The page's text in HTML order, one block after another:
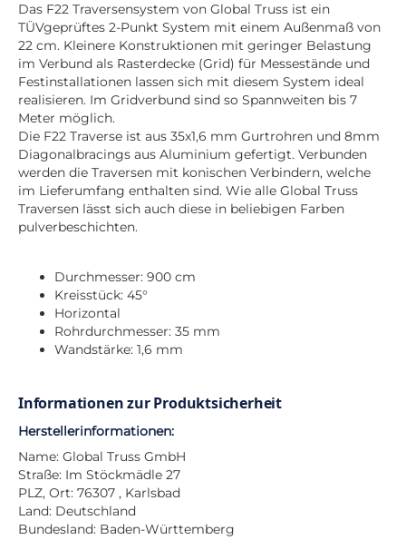
Das F22 Traversensystem von Global Truss ist ein
TÜVgeprüftes 2-Punkt System mit einem Außenmaß von
22 cm. Kleinere Konstruktionen mit geringer Belastung
im Verbund als Rasterdecke (Grid) für Messestände und
Festinstallationen lassen sich mit diesem System ideal
realisieren. Im Gridverbund sind so Spannweiten bis 7
Meter möglich.
Die F22 Traverse ist aus 35x1,6 mm Gurtrohren und 8mm
Diagonalbracings aus Aluminium gefertigt. Verbunden
werden die Traversen mit konischen Verbindern, welche
im Lieferumfang enthalten sind. Wie alle Global Truss
Traversen lässt sich auch diese in beliebigen Farben
pulverbeschichten.
Durchmesser: 900 cm
Kreisstück: 45°
Horizontal
Rohrdurchmesser: 35 mm
Wandstärke: 1,6 mm
Informationen zur Produktsicherheit
Herstellerinformationen:
Name: Global Truss GmbH
Straße: Im Stöckmädle 27
PLZ, Ort: 76307 , Karlsbad
Land: Deutschland
Bundesland: Baden-Württemberg